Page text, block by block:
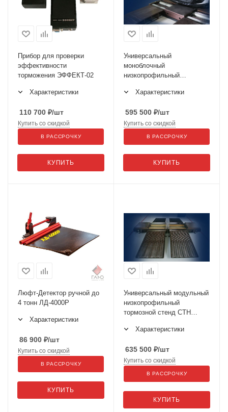
Прибор для проверки
эффективности
торможения ЭФФЕКТ-02
Характеристики
110 700 ₽/шт
КУПИТЬ
Купить со скидкой
В РАССРОЧКУ
Универсальный
моноблочный
низкопрофильный
3000М.01
Характеристики
595 500 ₽/шт
КУПИТЬ
Купить со скидкой
В РАССРОЧКУ
Люфт-Детектор ручной до
4 тонн ЛД-4000Р
Характеристики
86 900 ₽/шт
КУПИТЬ
Купить со скидкой
В РАССРОЧКУ
Универсальный модульный
низкопрофильный
тормозной стенд СТН
Характеристики
635 500 ₽/шт
КУПИТЬ
Купить со скидкой
В РАССРОЧКУ